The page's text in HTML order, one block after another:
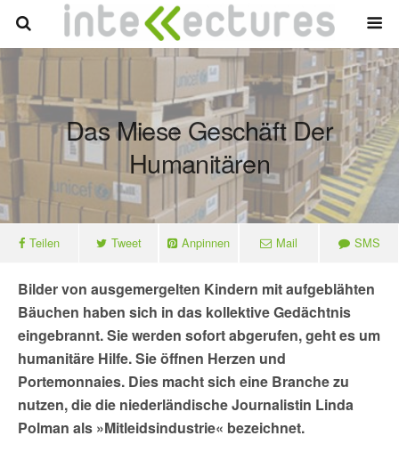
Das Miese Geschäft Der
Humanitären
Teilen Tweet Anpinnen Mail SMS
Bilder von ausgemergelten Kindern mit aufgeblähten
Bäuchen haben sich in das kollektive Gedächtnis
eingebrannt. Sie werden sofort abgerufen, geht es um
humanitäre Hilfe. Sie öffnen Herzen und
Portemonnaies. Dies macht sich eine Branche zu
nutzen, die die niederländische Journalistin Linda
Polman als »Mitleidsindustrie« bezeichnet.